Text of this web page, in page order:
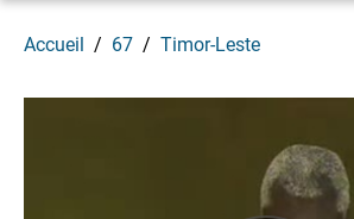
Accueil 67 Timor-Leste